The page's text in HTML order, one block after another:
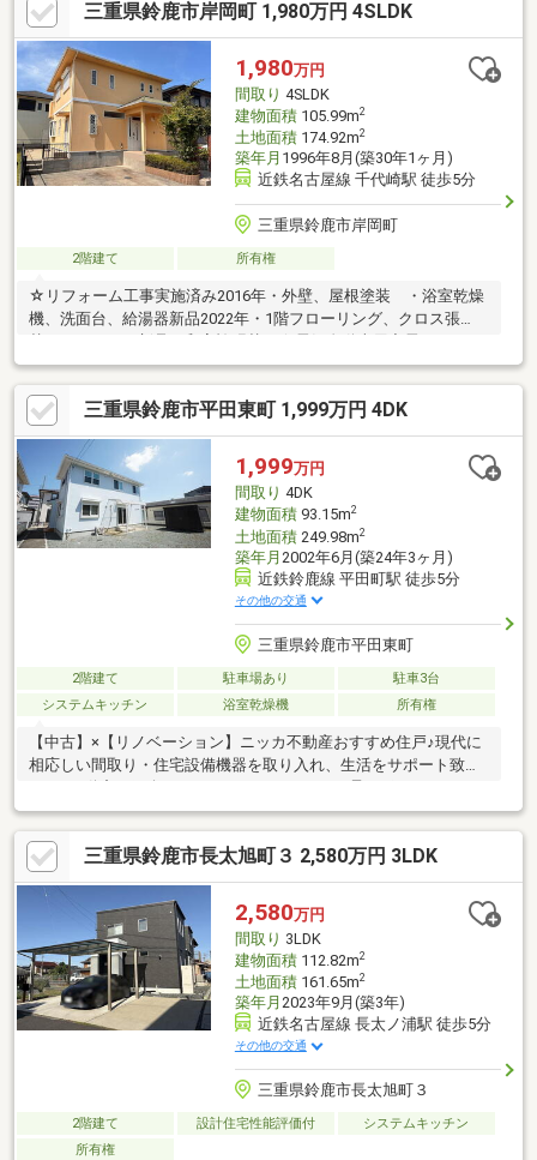
三重県鈴鹿市岸岡町 1,980万円 4SLDK
1,980万円
間取り 4SLDK
建物面積105.99m2
土地面積174.92m2
築年月 1996年8月(築30年1ヶ月)
近鉄名古屋線 千代崎駅 徒歩5分
三重県鈴鹿市岸岡町
2階建て 所有権
☆リフォーム工事実施済み2016年・外壁、屋根塗装 ・浴室乾燥
機、洗面台、給湯器新品2022年・1階フローリング、クロス張
トあり☆室内大変丁寧にお使いです☆閑静な住宅団地内
三重県鈴鹿市平田東町 1,999万円 4DK
1,999万円
間取り 4DK
建物面積93.15m2
土地面積249.98m2
築年月 2002年6月(築24年3ヶ月)
近鉄鈴鹿線 平田町駅 徒歩5分
その他の交通
三重県鈴鹿市平田東町
2階建て 駐車場あり
駐車3台
システムキッチン
浴室乾燥機 所有権
【中古】×【リノベーション】ニッカ不動産おすすめ住戸♪現代に
相応しい間取り・住宅設備機器を取り入れ、生活をサポート致し
不動産にお任せ下さい！＼＼家具や家電、住宅ローンに組込めま
す／／▼お電話でのご予約、ご質問・お問合せはこちらまで
▼TEL：0120-18-7549【通話無料】ニッカ不動産へ！～空家につ
き即日のご案内も可能！～お気兼ねなくお問合せくださいませ。
住宅ローンやリフォームのご相談も承ります！
三重県鈴鹿市長太旭町３ 2,580万円 3LDK
2,580万円
間取り 3LDK
建物面積112.82m2
土地面積161.65m2
築年月 2023年9月(築3年)
近鉄名古屋線 長太ノ浦駅 徒歩5分
その他の交通
三重県鈴鹿市長太旭町３
2階建て 設計住宅性能評価付
システムキッチン
所有権